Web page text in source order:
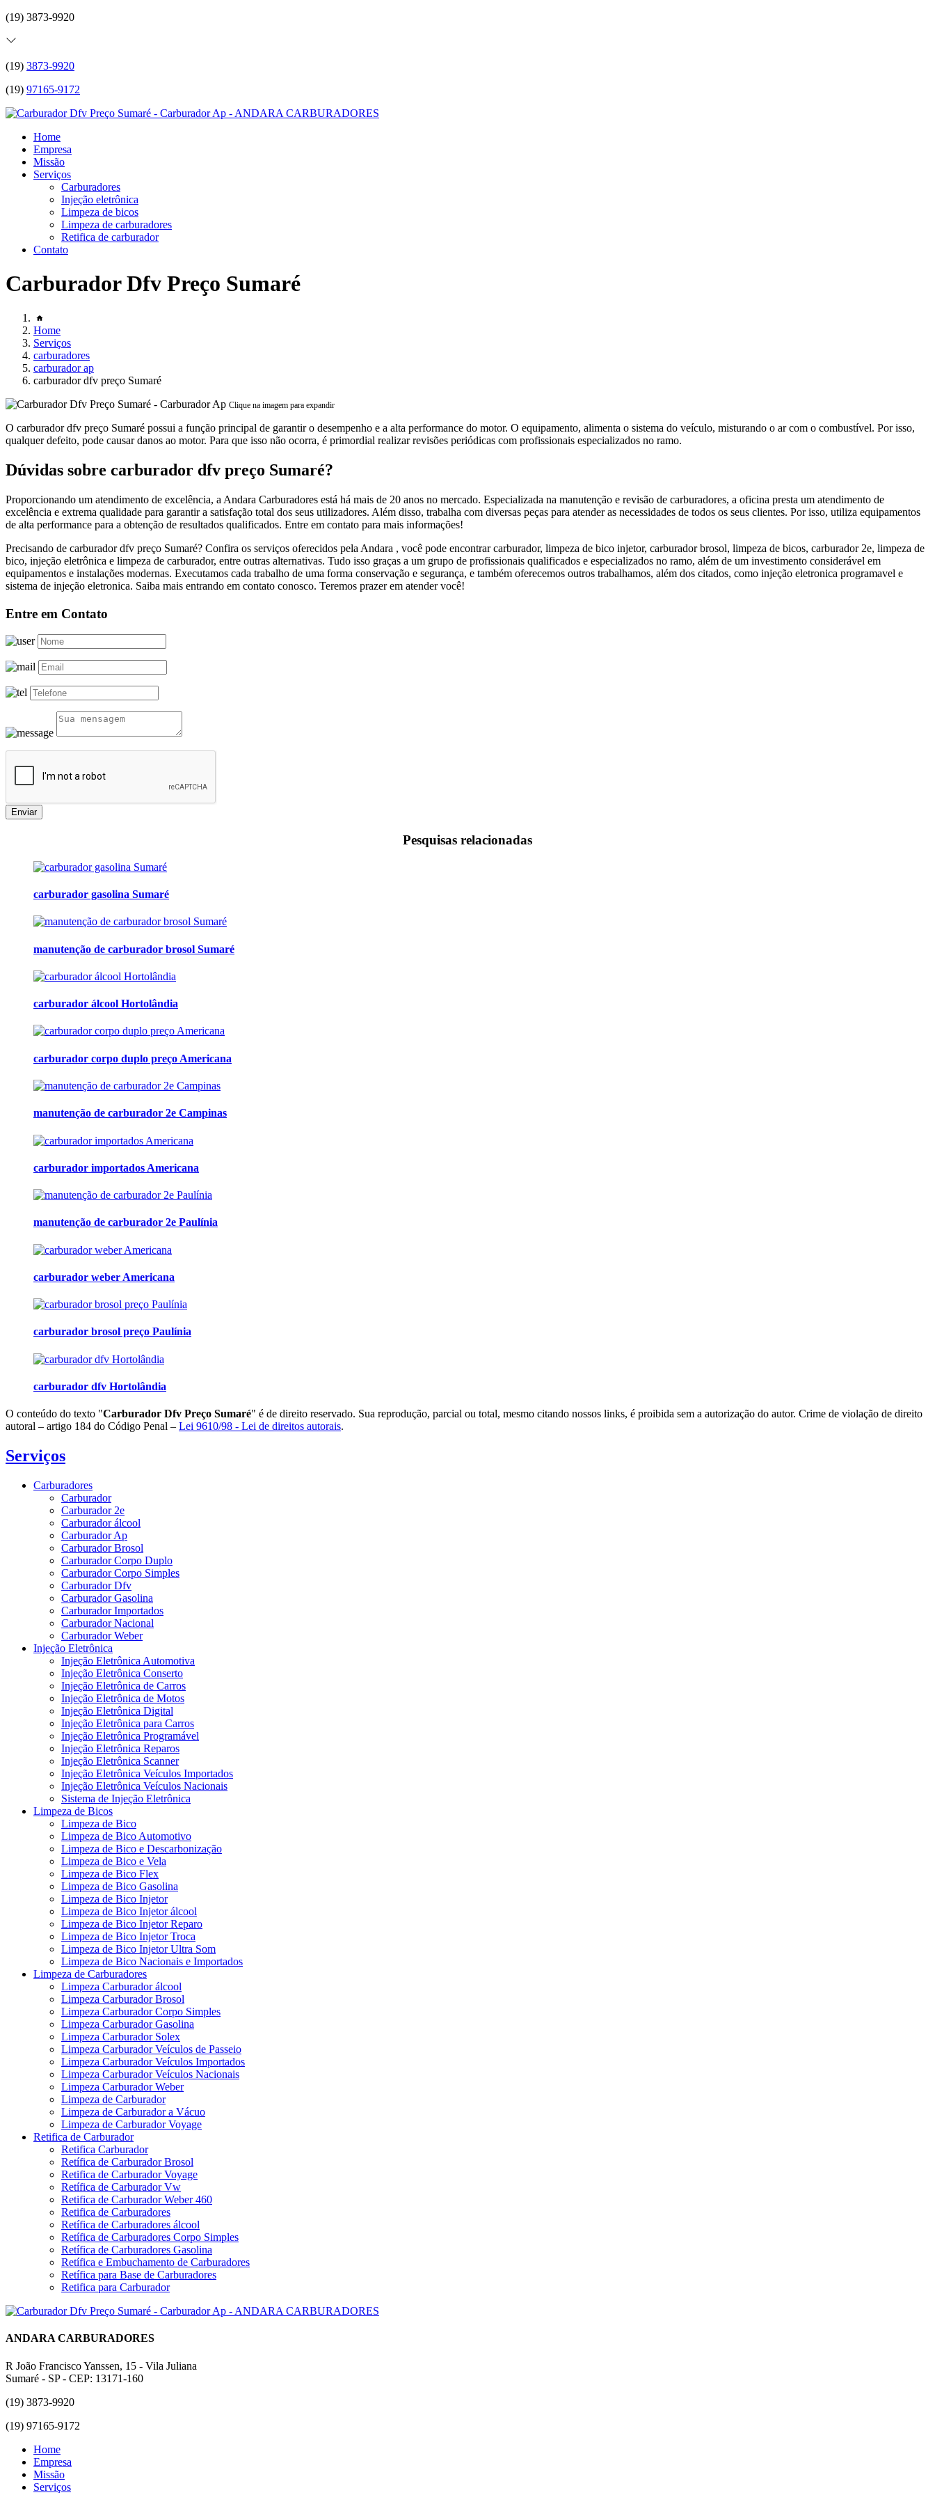
(19) 3873-9920
(19) 3873-9920
(19) 97165-9172
Home
Empresa
Missão
Serviços
Carburadores
Injeção eletrônica
Limpeza de bicos
Limpeza de carburadores
Retifica de carburador
Contato
Carburador Dfv Preço Sumaré
Home
Serviços
carburadores
carburador ap
carburador dfv preço Sumaré
Clique na imagem para expandir
O carburador dfv preço Sumaré possui a função principal de garantir o desempenho e a alta performance do motor. O equipamento, alimenta o sistema do veículo, misturando o ar com o combustível. Por isso,
qualquer defeito, pode causar danos ao motor. Para que isso não ocorra, é primordial realizar revisões periódicas com profissionais especializados no ramo.
Dúvidas sobre carburador dfv preço Sumaré?
Proporcionando um atendimento de excelência, a Andara Carburadores está há mais de 20 anos no mercado. Especializada na manutenção e revisão de carburadores, a oficina presta um atendimento de
excelência e extrema qualidade para garantir a satisfação total dos seus utilizadores. Além disso, trabalha com diversas peças para atender as necessidades de todos os seus clientes. Por isso, utiliza equipamentos
de alta performance para a obtenção de resultados qualificados. Entre em contato para mais informações!
Precisando de carburador dfv preço Sumaré? Confira os serviços oferecidos pela Andara , você pode encontrar carburador, limpeza de bico injetor, carburador brosol, limpeza de bicos, carburador 2e, limpeza de
bico, injeção eletrônica e limpeza de carburador, entre outras alternativas. Tudo isso graças a um grupo de profissionais qualificados e especializados no ramo, além de um investimento considerável em
equipamentos e instalações modernas. Executamos cada trabalho de uma forma conservação e segurança, e também oferecemos outros trabalhamos, além dos citados, como injeção eletronica programavel e
sistema de injeção eletronica. Saiba mais entrando em contato conosco. Teremos prazer em atender você!
Entre em Contato
Enviar
Pesquisas relacionadas
carburador gasolina Sumaré
manutenção de carburador brosol Sumaré
carburador álcool Hortolândia
carburador corpo duplo preço Americana
manutenção de carburador 2e Campinas
carburador importados Americana
manutenção de carburador 2e Paulínia
carburador weber Americana
carburador brosol preço Paulínia
carburador dfv Hortolândia
O conteúdo do texto "Carburador Dfv Preço Sumaré" é de direito reservado. Sua reprodução, parcial ou total, mesmo citando nossos links, é proibida sem a autorização do autor. Crime de violação de direito
autoral – artigo 184 do Código Penal – Lei 9610/98 - Lei de direitos autorais.
Serviços
Carburadores
Carburador
Carburador 2e
Carburador álcool
Carburador Ap
Carburador Brosol
Carburador Corpo Duplo
Carburador Corpo Simples
Carburador Dfv
Carburador Gasolina
Carburador Importados
Carburador Nacional
Carburador Weber
Injeção Eletrônica
Injeção Eletrônica Automotiva
Injeção Eletrônica Conserto
Injeção Eletrônica de Carros
Injeção Eletrônica de Motos
Injeção Eletrônica Digital
Injeção Eletrônica para Carros
Injeção Eletrônica Programável
Injeção Eletrônica Reparos
Injeção Eletrônica Scanner
Injeção Eletrônica Veículos Importados
Injeção Eletrônica Veículos Nacionais
Sistema de Injeção Eletrônica
Limpeza de Bicos
Limpeza de Bico
Limpeza de Bico Automotivo
Limpeza de Bico e Descarbonização
Limpeza de Bico e Vela
Limpeza de Bico Flex
Limpeza de Bico Gasolina
Limpeza de Bico Injetor
Limpeza de Bico Injetor álcool
Limpeza de Bico Injetor Reparo
Limpeza de Bico Injetor Troca
Limpeza de Bico Injetor Ultra Som
Limpeza de Bico Nacionais e Importados
Limpeza de Carburadores
Limpeza Carburador álcool
Limpeza Carburador Brosol
Limpeza Carburador Corpo Simples
Limpeza Carburador Gasolina
Limpeza Carburador Solex
Limpeza Carburador Veículos de Passeio
Limpeza Carburador Veículos Importados
Limpeza Carburador Veículos Nacionais
Limpeza Carburador Weber
Limpeza de Carburador
Limpeza de Carburador a Vácuo
Limpeza de Carburador Voyage
Retifica de Carburador
Retifica Carburador
Retífica de Carburador Brosol
Retifica de Carburador Voyage
Retífica de Carburador Vw
Retifica de Carburador Weber 460
Retifica de Carburadores
Retífica de Carburadores álcool
Retífica de Carburadores Corpo Simples
Retífica de Carburadores Gasolina
Retífica e Embuchamento de Carburadores
Retífica para Base de Carburadores
Retifica para Carburador
ANDARA CARBURADORES
R João Francisco Yanssen, 15 - Vila Juliana
Sumaré - SP - CEP: 13171-160
(19) 3873-9920
(19) 97165-9172
Home
Empresa
Missão
Serviços